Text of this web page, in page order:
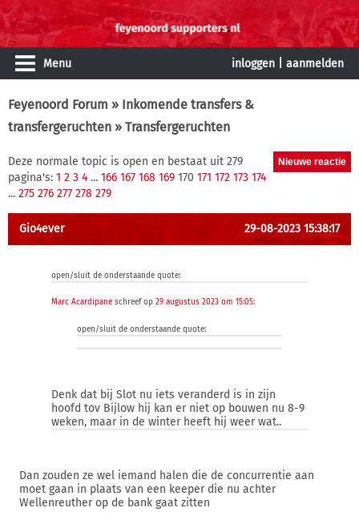
Menu inloggen aanmelden
Feyenoord Forum » Inkomende transfers &
transfergeruchten » Transfergeruchten
Deze normale topic is open en bestaat uit 279
pagina's: 1 2 3 4 ... 166 167 168 169 170 171 172 173 174
... 275 276 277 278 279
Gio4ever 29-08-2023 15:38:17
open/sluit de onderstaande quote:
Marc Acardipane schreef op 29 augustus 2023 om 15:05:
open/sluit de onderstaande quote:
Denk dat bij Slot nu iets veranderd is in zijn
hoofd tov Bijlow hij kan er niet op bouwen nu 8-9
weken, maar in de winter heeft hij weer wat..
Dan zouden ze wel iemand halen die de concurrentie aan
moet gaan in plaats van een keeper die nu achter
Wellenreuther op de bank gaat zitten